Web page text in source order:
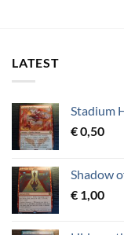
LATEST
Stadium
€0,50
Shadow
€ 1,00